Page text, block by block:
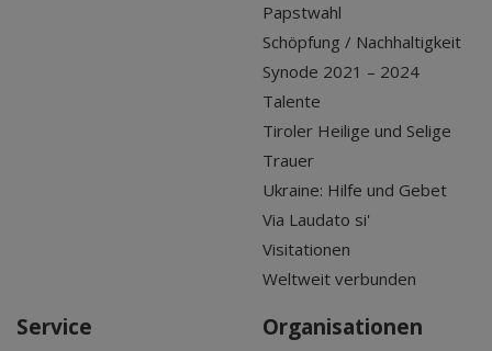
Papstwahl
Schöpfung / Nachhaltigkeit
Synode 2021 – 2024
Talente
Tiroler Heilige und Selige
Trauer
Ukraine: Hilfe und Gebet
Via Laudato si'
Visitationen
Weltweit verbunden
Service
Organisationen